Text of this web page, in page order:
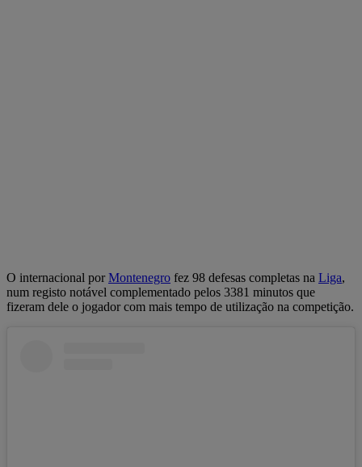
O internacional porMontenegro fez 98 defesas completas na Liga,
num registo notável complementado pelos 3381 minutos que
fizeram dele o jogador com mais tempo de utilização na competição.